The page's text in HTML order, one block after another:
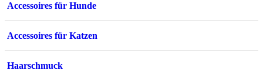
Accessoires für Hunde
Accessoires für Katzen
Haarschmuck